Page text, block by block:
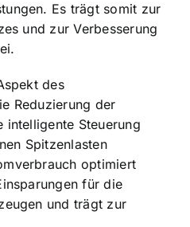
Es trägt somit zur
und zur Verbesserung
des
Reduzierung der
intelligente Steuerung
Spitzenlasten
optimiert
für die
und trägt zur